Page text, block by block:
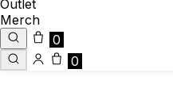
Outlet
Merch
0
0